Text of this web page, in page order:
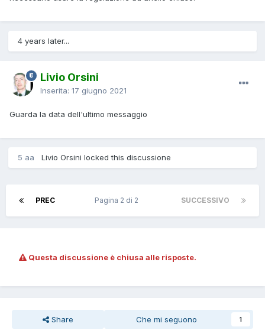
4 years later...
Livio Orsini
Inserita: 17 giugno 2021
Guarda la data dell'ultimo messaggio
5 aa Livio Orsini locked this discussione
PREC SUCCESSIVO
Pagina 2 di 2
Questa discussione è chiusa alle risposte.
Share Che mi seguono 1